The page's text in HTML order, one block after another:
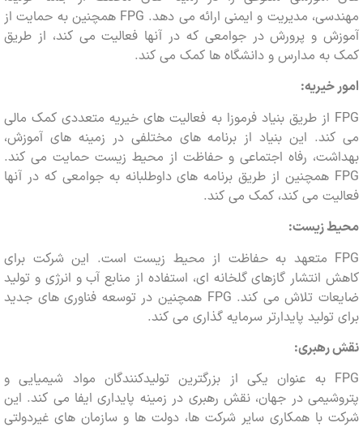
مهندسی، مدیریت و ایمنی ارائه می دهد. FPG همچنین به حمایت از
و پرورش در جوامعی که در آنها فعالیت می کند، از طریق
مدارس و دانشگاه ها کمک می کند.
FPG از طریق بنیاد فرموزا به فعالیت های خیریه متعددی کمک مالی
این بنیاد از برنامه های مختلفی در زمینه های آموزش،
رفاه اجتماعی و حفاظت از محیط زیست حمایت می کند.
FPG همچنین از طریق برنامه های داوطلبانه به جوامعی که در آنها
می کند، کمک می کند.
زیست:
FPG متعهد به حفاظت از محیط زیست است. این شرکت برای
گازهای گلخانه ای، استفاده از منابع آب و انرژی و تولید
ضایعات تلاش می کند. FPG همچنین در توسعه فناوری های جدید
پایدارتر سرمایه گذاری می کند.
FPG به عنوان یکی از بزرگترین تولیدکنندگان مواد شیمیایی و
در جهان، نقش رهبری در زمینه پایداری ایفا می کند. این
با همکاری سایر شرکت ها، دولت ها و سازمان های غیردولتی